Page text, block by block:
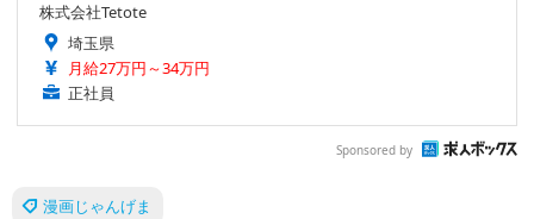
株式会社Tetote
埼玉県
月給27万円～34万円
正社員
Sponsored by
漫画じゃんげま